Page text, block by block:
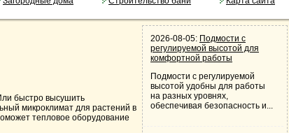
быстро высушить
микроклимат для растений в
тепловое оборудование
2026-08-05: Подмости с
регулируемой высотой для
комфортной работы
Подмости с регулируемой
высотой удобны для работы
на разных уровнях,
обеспечивая безопасность и...